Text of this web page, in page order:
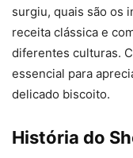
surgiu, quais são os
receita clássica e
diferentes culturas.
essencial para
delicado biscoito.
História do